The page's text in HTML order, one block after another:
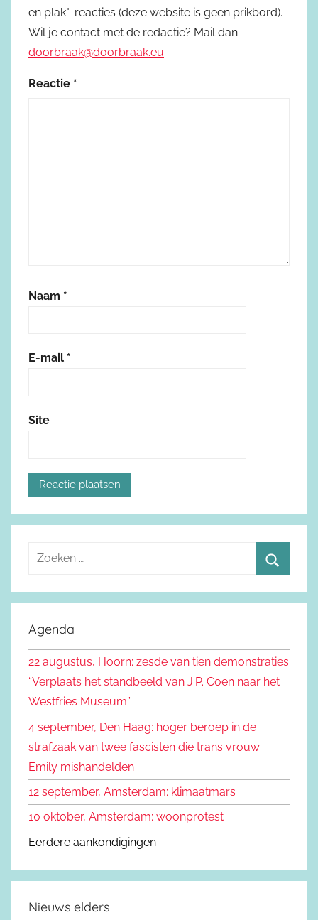
en plak"-reacties (deze website is geen prikbord).
Wil je contact met de redactie? Mail dan:
doorbraak@doorbraak.eu
Reactie *
Naam *
E-mail *
Site
e
e
n
r
:
o
e
n
Agenda
22 augustus, Hoorn: zesde van tien demonstraties
“Verplaats het standbeeld van J.P. Coen naar het
Westfries Museum”
4 september, Den Haag: hoger beroep in de
strafzaak van twee fascisten die trans vrouw
Emily mishandelden
12 september, Amsterdam: klimaatmars
10 oktober, Amsterdam: woonprotest
Eerdere aankondigingen
Nieuws elders